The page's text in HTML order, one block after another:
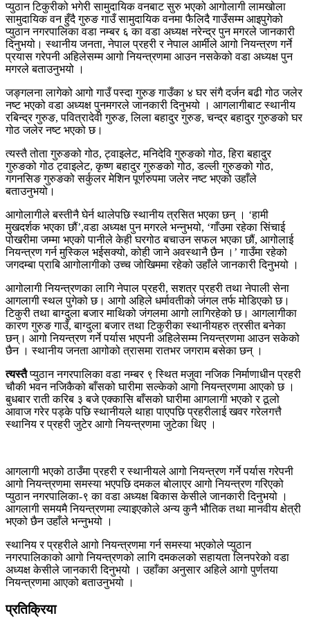
प्युठान टिकुरीको भगेरी सामुदायिक वनबाट सुरु भएको आगोलागी लामखोला
सामुदायिक वन हुँदै गुरुङ गाउँ सामुदायिक वनमा फैलिदै गाउँसम्म आइपुगेको
प्युठान नगरपालिका वडा नम्बर ६ का वडा अध्यक्ष नरेन्द्र पुन मगरले जानकारी
दिनुभयो। स्थानीय जनता, नेपाल प्रहरी र नेपाल आर्मीले आगो नियन्त्रण गर्ने
प्रयास गरेपनी अहिलेसम्म आगो नियन्त्रणमा आउन नसकेको वडा अध्यक्ष पुन
मगरले बताउनुभयो ।
जङ्गलना लागेको आगो गाउँ पस्दा गुरुङ गाउँका ४ घर संगै दर्जन बढी गोठ जलेर
नष्ट भएको वडा अध्यक्ष पुनमगरले जानकारी दिनुभयो । आगलागीबाट स्थानीय
रबिन्द्र गुरुङ, पवित्रादेवी गुरुङ, लिला बहादुर गुरुङ, चन्द्र बहादुर गुरुङको घर
गोठ जलेर नष्ट भएको छ।
त्यस्तै तोता गुरुङको गोठ, ट्वाइलेट, मनिदेवि गुरुङको गोठ, हिरा बहादुर
गुरुङको गोठ ट्वाइलेट, कृष्ण बहादुर गुरुङको गोठ, डल्ली गुरुङको गोठ,
गगनसिङ गुरुङको सर्कुलर मेशिन पूर्णरुपमा जलेर नष्ट भएको उहाँले
बताउनुभयो।
आगोलागीले बस्तीनै घेर्न थालेपछि स्थानीय त्रसित भएका छन् । ‘हामी
मुखदर्शक भएका छौं’,वडा अध्यक्ष पुन मगरले भन्नुभयो, ‘गाँउमा रहेका सिंचाई
पोखरीमा जम्मा भएको पानीले केही घरगोठ बचाउन सफल भएका छौं, आगोलाई
नियन्त्रण गर्न मुस्किल भईसक्यो, कोही जाने अवस्थानै छैन ।’ गाउँमा रहेको
जगदम्बा प्राबि आगोलागीको उच्च जोखिममा रहेको उहाँले जानकारी दिनुभयो ।
आगोलागी नियन्त्रणका लागि नेपाल प्रहरी, सशत्र प्रहरी तथा नेपाली सेना
आगलागी स्थल पुगेको छ। आगो अहिले धर्मावतीको जंगल तर्फ मोडिएको छ।
टिकुरी तथा बाग्दुला बजार माथिको जंगलमा आगो लागिरहेको छ। आगलागीका
कारण गुरुङ गाउँ, बाग्दुला बजार तथा टिकुरीका स्थानीयहरु त्रसीत बनेका
छन्। आगो नियन्त्रण गर्ने पर्यास भएपनी अहिलेसम्म नियन्त्रणमा आउन सकेको
छैन । स्थानीय जनता आगोको त्रासमा रातभर जगराम बसेका छन् ।
त्यस्तैप्युठान नगरपालिका वडा नम्बर ९ स्थित मजुवा नजिक निर्माणाधीन प्रहरी
चौकी भवन नजिकैको बाँसको घारीमा सल्केको आगो नियन्त्रणमा आएको छ ।
बुधबार राती करिब ३ बजे एक्कासि बाँसको घारीमा आगलागी भएको र ठूलो
आवाज गरेर पड्के पछि स्थानीयले थाहा पाएपछि प्रहरीलाई खवर गरेलगत्तै
स्थानिय र प्रहरी जुटेर आगो नियन्त्रणमा जुटेका थिए ।
आगलागी भएको ठाउँमा प्रहरी र स्थानीयले आगो नियन्त्रण गर्ने पर्यास गरेपनी
आगो नियन्त्रणमा समस्या भएपछि दमकल बोलाएर आगो नियन्त्रण गरिएको
प्युठान नगरपालिका-९ का वडा अध्यक्ष बिकास केसीले जानकारी दिनुभयो ।
आगलागी समयमै नियन्त्रणमा ल्याइएकोले अन्य कुनै भौतिक तथा मानवीय क्षेत्री
भएको छैन उहाँले भन्नुभयो ।
स्थानिय र प्रहरीले आगो नियन्त्रणमा गर्न समस्या भएकोले प्युठान
नगरपालिकाको आगो नियन्त्रणको लागि दमकलको सहायता लिनपरेको वडा
अध्यक्ष केसीले जानकारी दिनुभयो । उहाँका अनुसार अहिले आगो पुर्णतया
नियन्त्रणमा आएको बताउनुभयो ।
प्रतिक्रिया